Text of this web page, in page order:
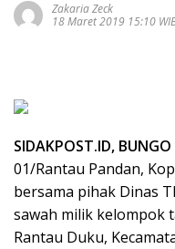
Zakaria Zeck
18 Maret 2019 15:10
SIDAKPOST.ID, BUNGO
01/Rantau Pandan,
bersama pihak Dinas
sawah milik kelompok
Rantau Duku,